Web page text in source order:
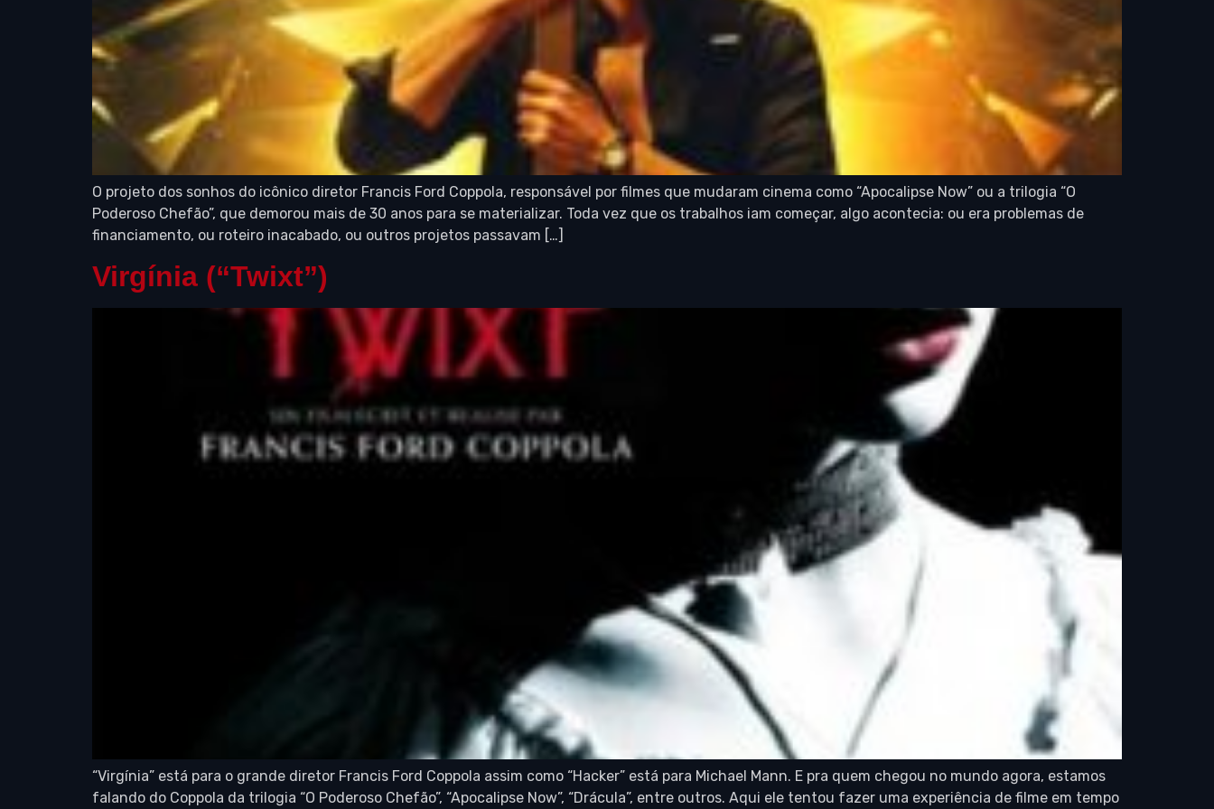
O projeto dos sonhos do icônico diretor Francis Ford Coppola, responsável por filmes que mudaram cinema como “Apocalipse Now” ou a trilogia “O
Poderoso Chefão”, que demorou mais de 30 anos para se materializar. Toda vez que os trabalhos iam começar, algo acontecia: ou era problemas de
financiamento, ou roteiro inacabado, ou outros projetos passavam […]
Virgínia (“Twixt”)
“Virgínia” está para o grande diretor Francis Ford Coppola assim como “Hacker” está para Michael Mann. E pra quem chegou no mundo agora, estamos
falando do Coppola da trilogia “O Poderoso Chefão”, “Apocalipse Now”, “Drácula”, entre outros. Aqui ele tentou fazer uma experiência de filme em tempo